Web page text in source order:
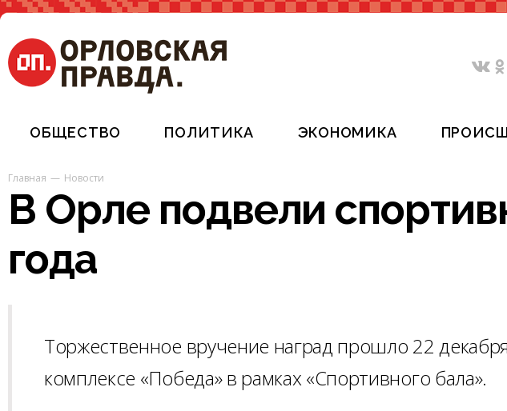
ОБЩЕСТВО ПОЛИТИКА ЭКОНОМИКА
Главная Новости
В Орле подвели
года
Торжественное вручение наград прошло 22
комплексе «Победа» в рамках «Спортивного бала».